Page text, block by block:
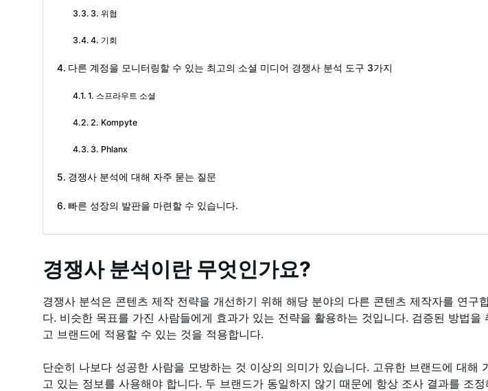
3. 위협
4. 기회
다른 계정을 모니터링할 수 있는 최고의 소셜 미디어 경쟁사 분석 도구 3가지
1. 스프라우트 소셜
2. Kompyte
3. Phlanx
경쟁사 분석에 대해 자주 묻는 질문
빠른 성장의 발판을 마련할 수 있습니다.
경쟁사 분석이란 무엇인가요?
경쟁사 분석은 콘텐츠 제작 전략을 개선하기 위해 해당 분야의 다른 콘텐츠 제작자를 연구
다. 비슷한 목표를 가진 사람들에게 효과가 있는 전략을 활용하는 것입니다. 검증된 방법을
고 브랜드에 적용할 수 있는 것을 적용합니다.
단순히 나보다 성공한 사람을 모방하는 것 이상의 의미가 있습니다. 고유한 브랜드에 대해
고 있는 정보를 사용해야 합니다. 두 브랜드가 동일하지 않기 때문에 항상 조사 결과를 조정